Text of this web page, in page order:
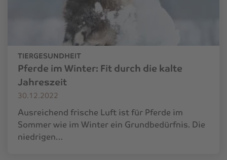
TIERGESUNDHEIT
Pferde im Winter: Fit durch die kalte
Jahreszeit
30.12.2022
Ausreichend frische Luft ist für Pferde im
Sommer wie im Winter ein Grundbedürfnis. Die
niedrigen…